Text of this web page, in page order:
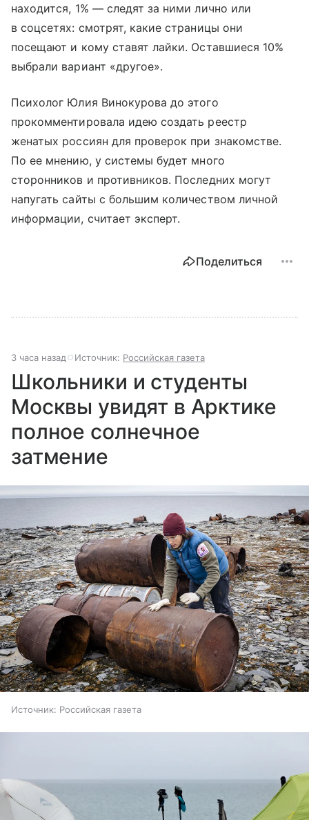
находится, 1% — следят за ними лично или
в соцсетях: смотрят, какие страницы они
посещают и кому ставят лайки. Оставшиеся 10%
выбрали вариант «другое».
Психолог Юлия Винокурова до этого
прокомментировала идею создать реестр
женатых россиян для проверок при знакомстве.
По ее мнению, у системы будет много
сторонников и противников. Последних могут
напугать сайты с большим количеством личной
информации, считает эксперт.
Поделиться
3 часа назад Источник: Российская газета
Школьники и студенты
Москвы увидят в Арктике
полное солнечное
затмение
Источник: Российская газета